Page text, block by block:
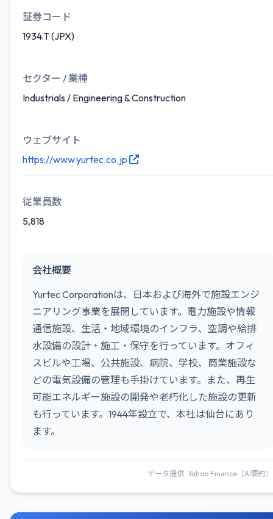
証券コード
1934.T (JPX)
セクター / 業種
Industrials / Engineering & Construction
ウェブサイト
https://www.yurtec.co.jp
従業員数
5,818
会社概要
Yurtec Corporationは、日本および海外で施設エンジ
ニアリング事業を展開しています。電力施設や情報
通信施設、生活・地域環境のインフラ、空調や給排
水設備の設計・施工・保守を行っています。オフィ
スビルや工場、公共施設、病院、学校、商業施設な
どの電気設備の管理も手掛けています。また、再生
可能エネルギー施設の開発や老朽化した施設の更新
も行っています。1944年設立で、本社は仙台にあり
ます。
データ提供: Yahoo Finance（AI要約）